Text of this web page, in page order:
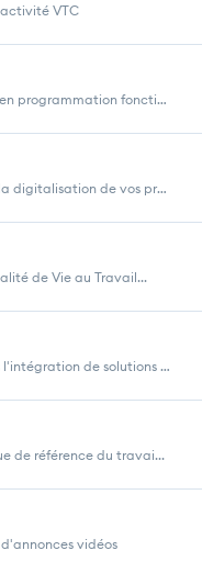
VTC
Cabinet de consultants en programmation fonctionne...
Vous accompagne vers la digitalisation de vos proc...
de Vie au Travail...
Vous accompagne dans l'intégration de solutions l...
de référence du travai...
vidéos